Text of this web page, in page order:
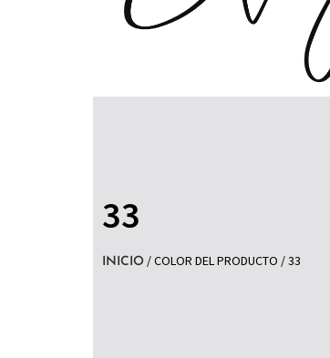
33
INICIO / COLOR DEL PRODUCTO / 33